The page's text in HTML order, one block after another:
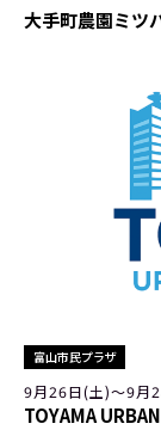
大手町農園ミツ
富山市民プラザ
9月26日(土)〜9月
TOYAMA